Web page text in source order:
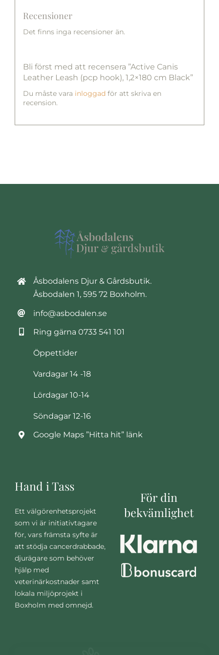
Recensioner
Det finns inga recensioner än.
Bli först med att recensera ”Active Canis
Leather Leash (pcp hook), 1,2×180 cm Black”
Du måste vara inloggad för att skriva en
recension.
Åsbodalens Djur & Gårdsbutik.
Åsbodalen 1, 595 72 Boxholm.
info@asbodalen.se
Ring gärna 0733 541 101
Öppettider
Vardagar 14 -18
Lördagar 10-14
Söndagar 12-16
Google Maps ”Hitta hit” länk
Hand i Tass
Ett välgörenhetsprojekt
som vi är initiativtagare
för, vars främsta syfte är
att stödja cancerdrabbade,
djurägare som behöver
hjälp med
veterinärkostnader samt
lokala miljöprojekt i
Boxholm med omnejd.
För din
bekvämlighet